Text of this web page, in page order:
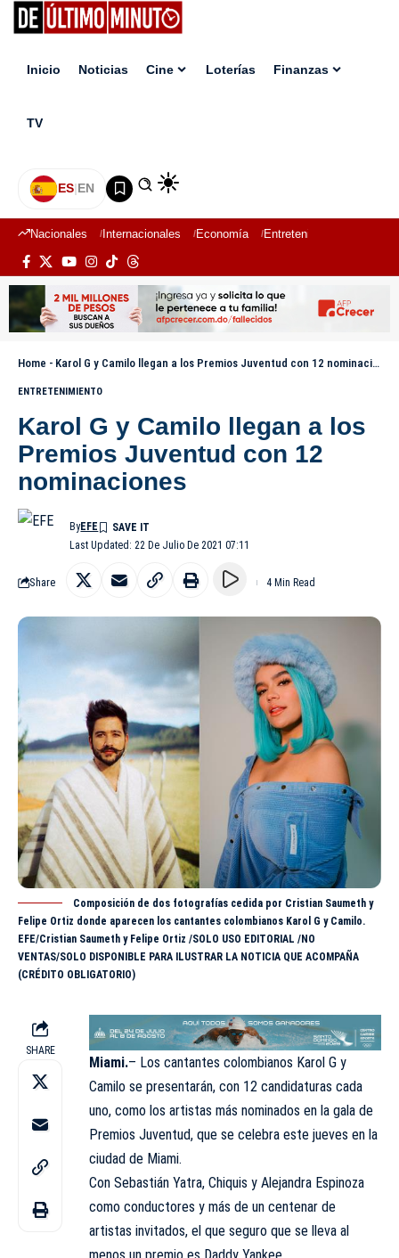
Inicio Noticias Cine Loterías Finanzas
TV
ES|EN
Nacionales Internacionales Economía Entretenimiento
Home - Karol G y Camilo llegan a los Premios Juventud con 12 nominaciones
ENTRETENIMIENTO
Karol G y Camilo llegan a los
Premios Juventud con 12
nominaciones
Last Updated: 22 De Julio De 2021 07:11
ByEFE
Share 4 Min Read
Composición de dos fotografías cedida por Cristian Saumeth y
Felipe Ortiz donde aparecen los cantantes colombianos Karol G y Camilo.
EFE/Cristian Saumeth y Felipe Ortiz /SOLO USO EDITORIAL /NO
VENTAS/SOLO DISPONIBLE PARA ILUSTRAR LA NOTICIA QUE ACOMPAÑA
(CRÉDITO OBLIGATORIO)
SHARE
Miami.– Los cantantes colombianos Karol G y
Camilo se presentarán, con 12 candidaturas cada
uno, como los artistas más nominados en la gala de
Premios Juventud, que se celebra este jueves en la
ciudad de Miami.
Con Sebastián Yatra, Chiquis y Alejandra Espinoza
como conductores y más de un centenar de
artistas invitados, el que seguro que se lleva al